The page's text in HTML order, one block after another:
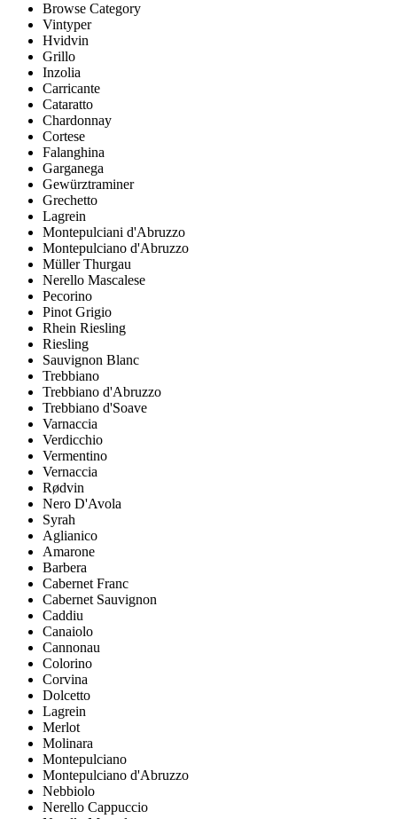
Browse Category
Vintyper
Hvidvin
Grillo
Inzolia
Carricante
Cataratto
Chardonnay
Cortese
Falanghina
Garganega
Gewürztraminer
Grechetto
Lagrein
Montepulciani d'Abruzzo
Montepulciano d'Abruzzo
Müller Thurgau
Nerello Mascalese
Pecorino
Pinot Grigio
Rhein Riesling
Riesling
Sauvignon Blanc
Trebbiano
Trebbiano d'Abruzzo
Trebbiano d'Soave
Varnaccia
Verdicchio
Vermentino
Vernaccia
Rødvin
Nero D'Avola
Syrah
Aglianico
Amarone
Barbera
Cabernet Franc
Cabernet Sauvignon
Caddiu
Canaiolo
Cannonau
Colorino
Corvina
Dolcetto
Lagrein
Merlot
Molinara
Montepulciano
Montepulciano d'Abruzzo
Nebbiolo
Nerello Cappuccio